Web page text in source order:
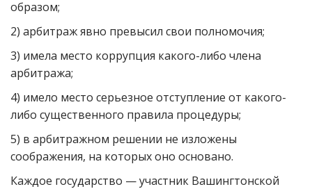
образом;
2) арбитраж явно превысил свои полномочия;
3) имела место коррупция какого-либо члена
арбитража;
4) имело место серьезное отступление от какого-
либо существенного правила процедуры;
5) в арбитражном решении не изложены
соображения, на которых оно основано.
Каждое государство — участник Вашингтонской